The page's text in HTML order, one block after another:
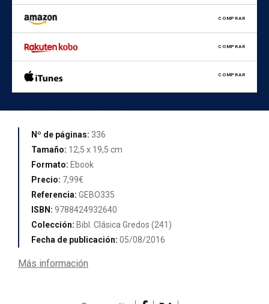
COMPRAR
COMPRAR
COMPRAR
Nº de páginas: 336
Tamaño: 12,5 x 19,5 cm
Formato: Ebook
Precio: 7,99€
Referencia: GEBO335
ISBN: 9788424932640
Colección: Bibl. Clásica Gredos (241)
Fecha de publicación: 05/08/2016
Más información